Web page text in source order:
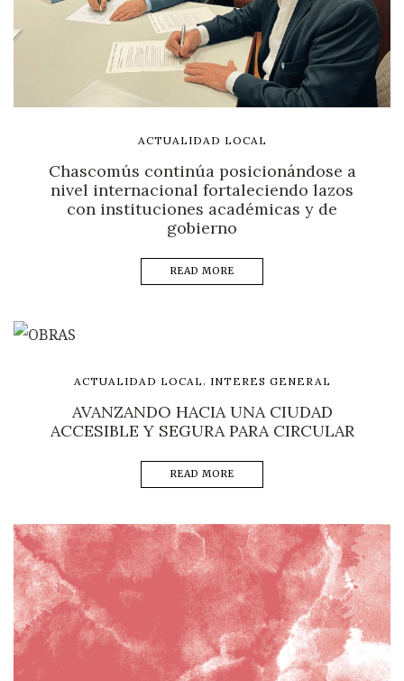
ACTUALIDAD LOCAL
Chascomús continúa posicionándose a
nivel internacional fortaleciendo lazos
con instituciones académicas y de
gobierno
READ MORE
ACTUALIDAD LOCAL , INTERES GENERAL
AVANZANDO HACIA UNA CIUDAD
ACCESIBLE Y SEGURA PARA CIRCULAR
READ MORE